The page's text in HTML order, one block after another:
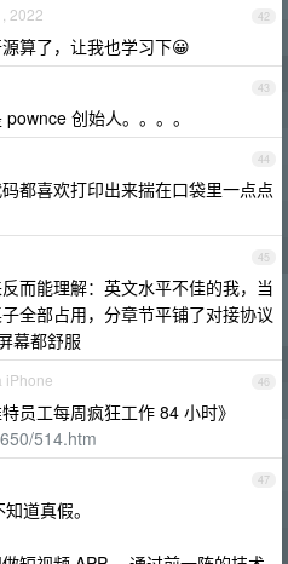
42
2022
算了，让我也学习下😀
43
创始人。。。。
44
都喜欢打印出来揣在口袋里一点点
45
而能理解：英文水平不佳的我，当
全部占用，分章节平铺了对接协议
幕都舒服
46
iPhone
员工每周疯狂工作 84 小时》
514.htm
47
道真假。